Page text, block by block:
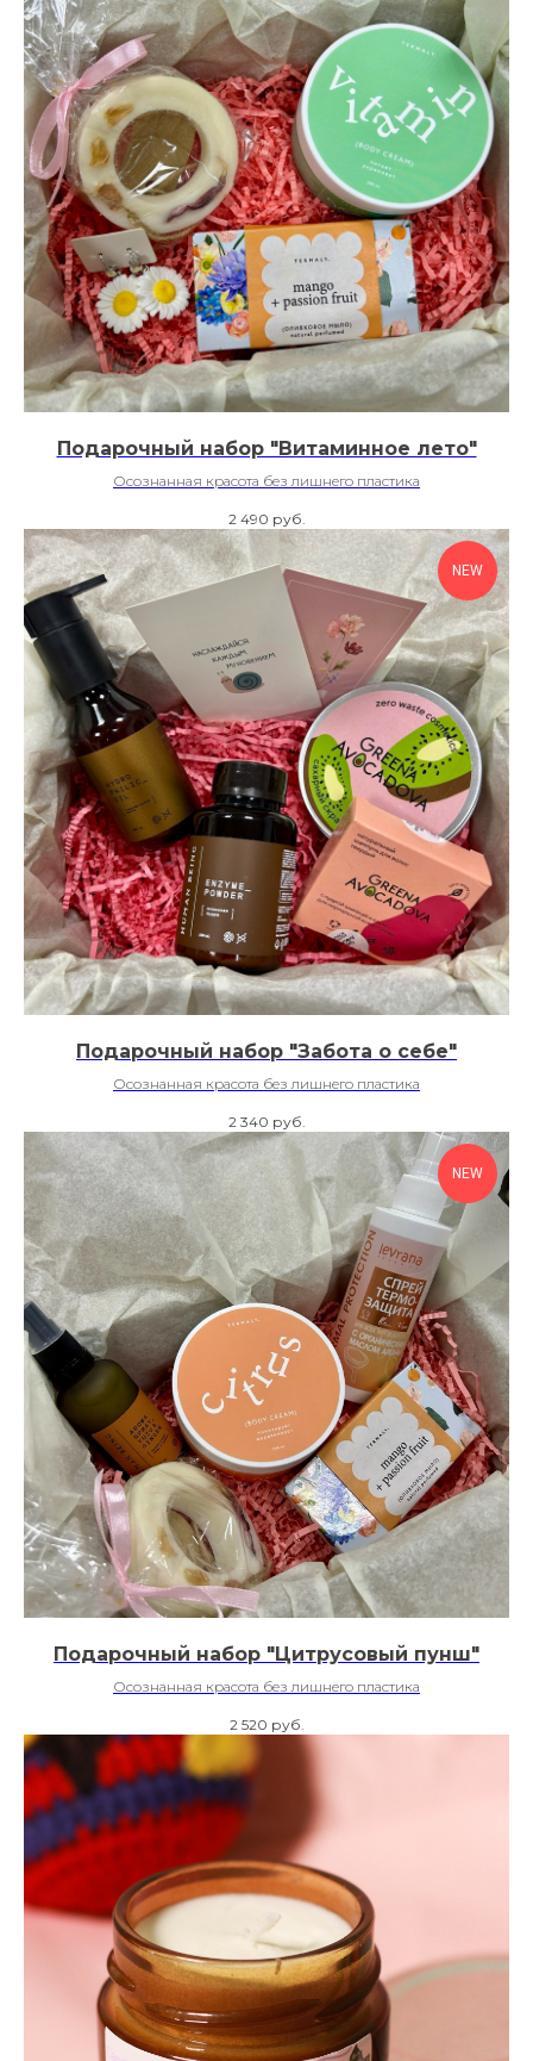
Подарочный набор "Витаминное лето"
Осознанная красота без лишнего пластика
2 490 руб.
NEW
Подарочный набор "Забота о себе"
Осознанная красота без лишнего пластика
2 340 руб.
NEW
Подарочный набор "Цитрусовый пунш"
Осознанная красота без лишнего пластика
2 520 руб.